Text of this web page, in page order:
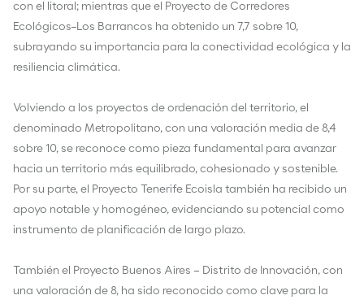
con el litoral; mientras que el Proyecto de Corredores
Ecológicos–Los Barrancos ha obtenido un 7,7 sobre 10,
subrayando su importancia para la conectividad ecológica y la
resiliencia climática.
Volviendo a los proyectos de ordenación del territorio, el
denominado Metropolitano, con una valoración media de 8,4
sobre 10, se reconoce como pieza fundamental para avanzar
hacia un territorio más equilibrado, cohesionado y sostenible.
Por su parte, el Proyecto Tenerife Ecoisla también ha recibido un
apoyo notable y homogéneo, evidenciando su potencial como
instrumento de planificación de largo plazo.
También el Proyecto Buenos Aires – Distrito de Innovación, con
una valoración de 8, ha sido reconocido como clave para la